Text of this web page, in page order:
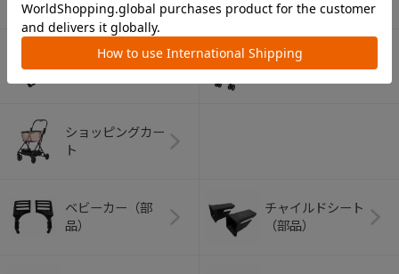
アウトドアグッズ
ペット用品
ショッピングカー
ト
ベビーカー（部
品）
チャイルドシート
（部品）